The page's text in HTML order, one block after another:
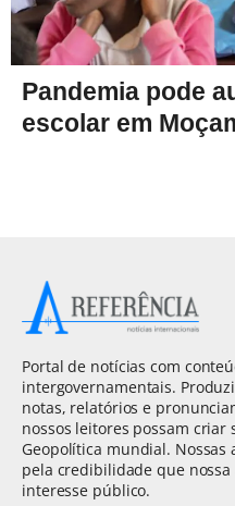
Pandemia pode
escolar em
Portal de notícias com
intergovernamentais.
notas, relatórios e
nossos leitores possam
Geopolítica mundial. Nossas
pela credibilidade que
interesse público.